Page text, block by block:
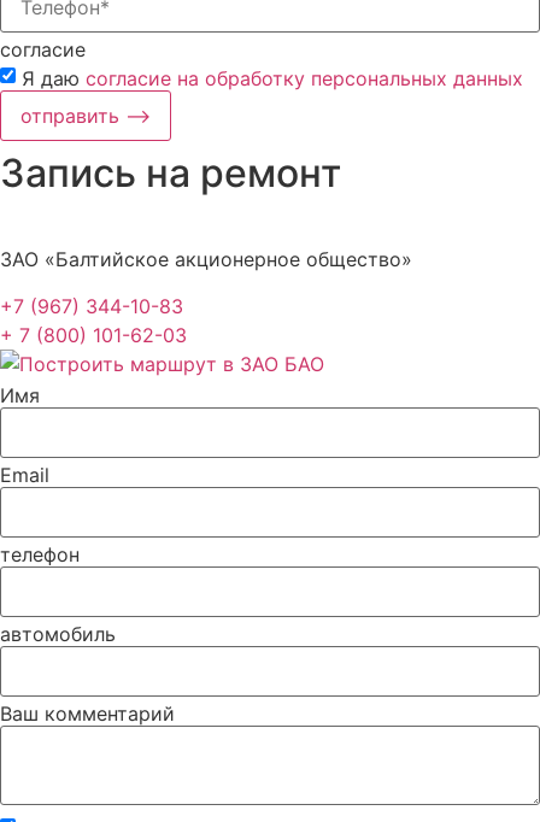
согласие
Я даю согласие на обработку персональных данных
отправить ⟶
Запись на ремонт
ЗАО «Балтийское акционерное общество»
+7 (967) 344-10-83
+ 7 (800) 101-62-03
Имя
Email
телефон
автомобиль
Ваш комментарий